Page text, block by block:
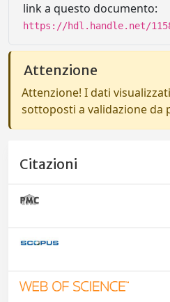
link a questo documento:
https://hdl.handle.net/
Attenzione
Attenzione! I dati
sottoposti a validazione da
Citazioni